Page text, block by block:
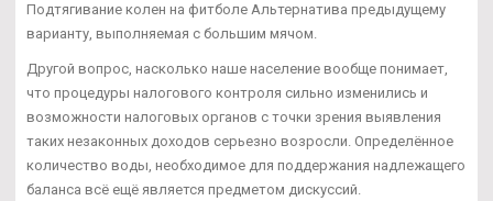
Подтягивание колен на фитболе Альтернатива предыдущему
варианту, выполняемая с большим мячом.
Другой вопрос, насколько наше население вообще понимает,
что процедуры налогового контроля сильно изменились и
возможности налоговых органов с точки зрения выявления
таких незаконных доходов серьезно возросли. Определённое
количество воды, необходимое для поддержания надлежащего
баланса всё ещё является предметом дискуссий.